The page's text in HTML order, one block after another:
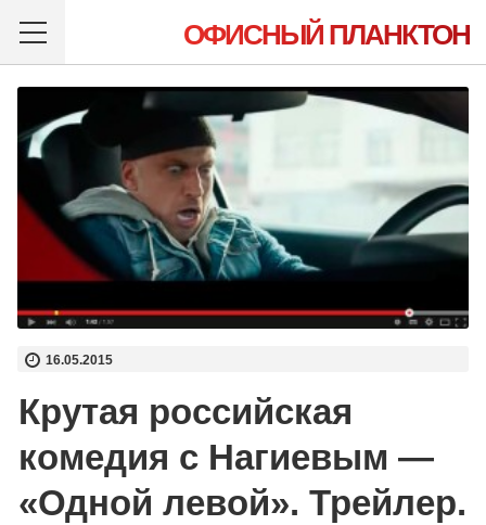
ОФИСНЫЙ ПЛАНКТОН
16.05.2015
Крутая российская
комедия с Нагиевым —
«Одной левой». Трейлер.